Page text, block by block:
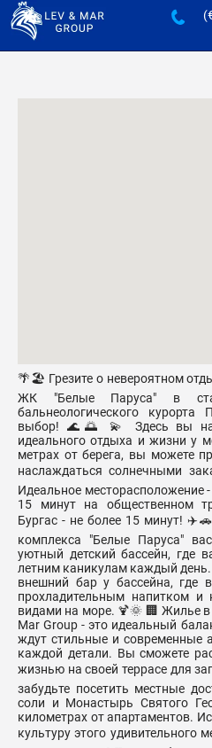
🌴🏖️ Грезите о невероятном
ЖК "Белые Паруса" в
бальнеологического
выбор! 🌊🌅 💫 Здесь вы
идеального отдыха и жизни у
метрах от берега, вы можете
наслаждаться солнечными
Идеальное месторасположение
15 минут на общественном
Бургас - не более 15 минут!
комплекса "Белые Паруса"
уютный детский бассейн, где
летним каникулам каждый
внешний бар у бассейна, где
прохладительным напитком и
видами на море. 🍹🌞 🏢 Жилье в
Mar Group - это идеальный
ждут стильные и современные
каждой детали. Вы сможете
жизнью на своей террасе для
забудьте посетить местные
соли и Монастырь Святого
километрах от апартаментов.
культуру этого